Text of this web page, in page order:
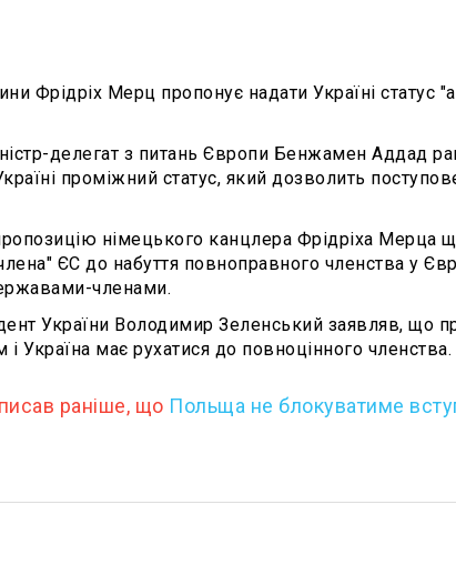
Фрідріх Мерц пропонує надати Україні статус
делегат з питань Європи Бенжамен Аддад
проміжний статус, який дозволить
німецького канцлера Фрідріха Мерца
ЄС до набуття повноправного членства у
членами.
України Володимир Зеленський заявляв, що
Україна має рухатися до повноцінного членства.
раніше, що Польща не блокуватиме